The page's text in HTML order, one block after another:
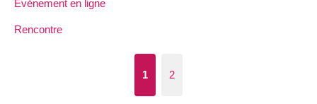
Événement en ligne
Rencontre
1 2